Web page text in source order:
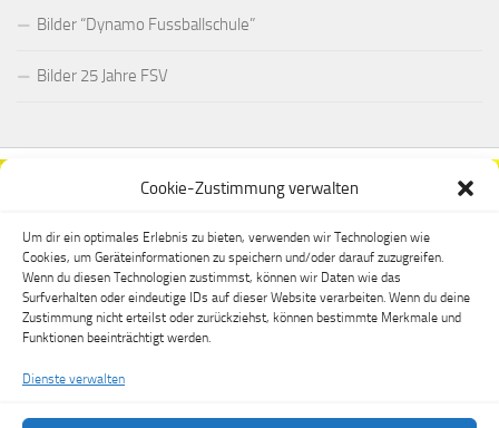
Cookie-Zustimmung verwalten
Um dir ein optimales Erlebnis zu bieten, verwenden wir Technologien wie
Cookies, um Geräteinformationen zu speichern und/oder darauf zuzugreifen.
Wenn du diesen Technologien zustimmst, können wir Daten wie das
Surfverhalten oder eindeutige IDs auf dieser Website verarbeiten. Wenn du deine
Zustimmung nicht erteilst oder zurückziehst, können bestimmte Merkmale und
Funktionen beeinträchtigt werden.
Dienste verwalten
Bilder “Dynamo Fussballschule”
Bilder 25 Jahre FSV